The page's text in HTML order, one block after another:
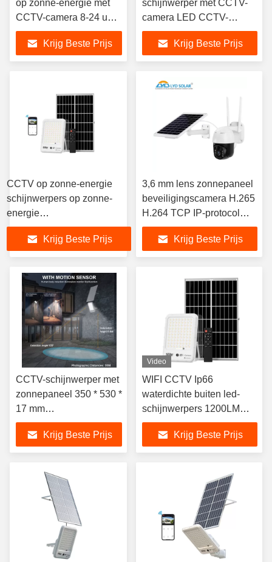
op zonne-energie met
CCTV-camera 8-24 uur
werktijd
Krijg Beste Prijs
schijnwerper met CCTV-
camera LED CCTV-
verlichting 350 * 530 * 17
mm wit
Krijg Beste Prijs
CCTV op zonne-energie
schijnwerpers op zonne-
energie
Buitenbeveiligingsverlichting
Krijg Beste Prijs
3,6 mm lens zonnepaneel
beveiligingscamera H.265
H.264 TCP IP-protocol
zonne-cctv-camera 4g
Krijg Beste Prijs
CCTV-schijnwerper met
zonnepaneel 350 * 530 *
17 mm
aluminiumlegering 5,2
Krijg Beste Prijs
Video
WIFI CCTV Ip66
waterdichte buiten led-
schijnwerpers 1200LM
elektriciteit gratis
Krijg Beste Prijs